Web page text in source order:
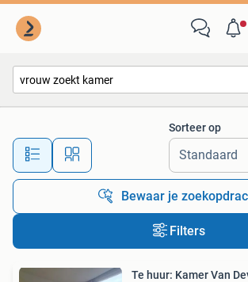
Alle afstanden…
Sorteer op
Bewaar je
Filters
Te huur: Kamer Van